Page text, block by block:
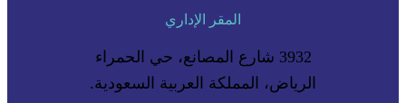
المقر الإداري
3932 شارع المصانع، حي الحمراء
الرياض، المملكة العربية السعودية.